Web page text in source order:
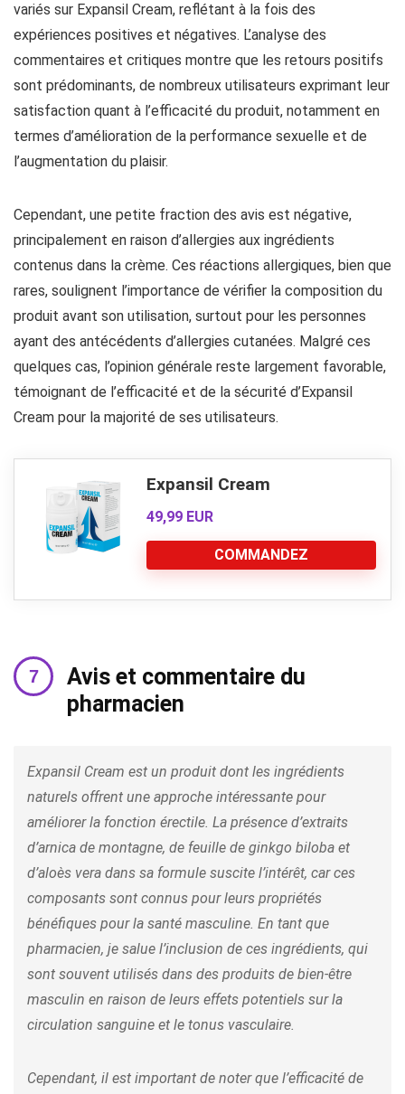
variés sur Expansil Cream, reflétant à la fois des
expériences positives et négatives. L’analyse des
commentaires et critiques montre que les retours positifs
sont prédominants, de nombreux utilisateurs exprimant leur
satisfaction quant à l’efficacité du produit, notamment en
termes d’amélioration de la performance sexuelle et de
l’augmentation du plaisir.
Cependant, une petite fraction des avis est négative,
principalement en raison d’allergies aux ingrédients
contenus dans la crème. Ces réactions allergiques, bien que
rares, soulignent l’importance de vérifier la composition du
produit avant son utilisation, surtout pour les personnes
ayant des antécédents d’allergies cutanées. Malgré ces
quelques cas, l’opinion générale reste largement favorable,
témoignant de l’efficacité et de la sécurité d’Expansil
Cream pour la majorité de ses utilisateurs.
Expansil Cream
49,99 EUR
COMMANDEZ
Avis et commentaire du
pharmacien
Expansil Cream est un produit dont les ingrédients
naturels offrent une approche intéressante pour
améliorer la fonction érectile. La présence d’extraits
d’arnica de montagne, de feuille de ginkgo biloba et
d’aloès vera dans sa formule suscite l’intérêt, car ces
composants sont connus pour leurs propriétés
bénéfiques pour la santé masculine. En tant que
pharmacien, je salue l’inclusion de ces ingrédients, qui
sont souvent utilisés dans des produits de bien-être
masculin en raison de leurs effets potentiels sur la
circulation sanguine et le tonus vasculaire.
Cependant, il est important de noter que l’efficacité de